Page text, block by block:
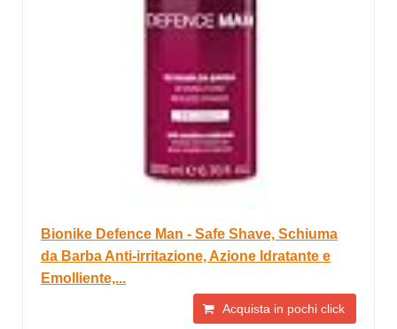
Bionike Defence Man - Safe Shave, Schiuma
da Barba Anti-irritazione, Azione Idratante e
Emolliente,...
Acquista in pochi click